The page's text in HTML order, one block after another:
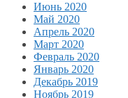
Июнь 2020
Май 2020
Апрель 2020
Март 2020
Февраль 2020
Январь 2020
Декабрь 2019
Ноябрь 2019